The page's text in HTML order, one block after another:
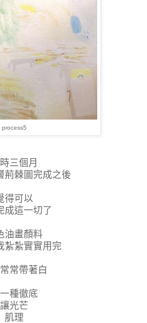
process5
三個月
荊棘圖完成之後
得可以
成這一切了
油畫顏料
紮紮實實用完
常帶著白
種徹底
讓光芒
肌理